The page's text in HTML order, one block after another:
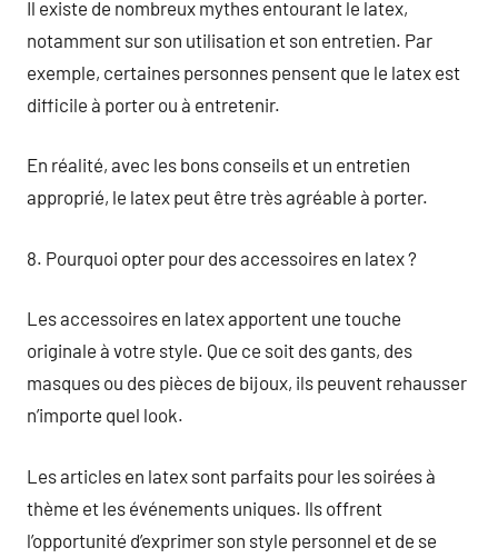
Il existe de nombreux mythes entourant le latex,
notamment sur son utilisation et son entretien. Par
exemple, certaines personnes pensent que le latex est
difficile à porter ou à entretenir.
En réalité, avec les bons conseils et un entretien
approprié, le latex peut être très agréable à porter.
8. Pourquoi opter pour des accessoires en latex ?
Les accessoires en latex apportent une touche
originale à votre style. Que ce soit des gants, des
masques ou des pièces de bijoux, ils peuvent rehausser
n’importe quel look.
Les articles en latex sont parfaits pour les soirées à
thème et les événements uniques. Ils offrent
l’opportunité d’exprimer son style personnel et de se